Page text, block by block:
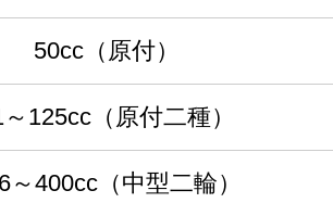
50cc（原付）
125cc（原付二種）
～400cc（中型二輪）